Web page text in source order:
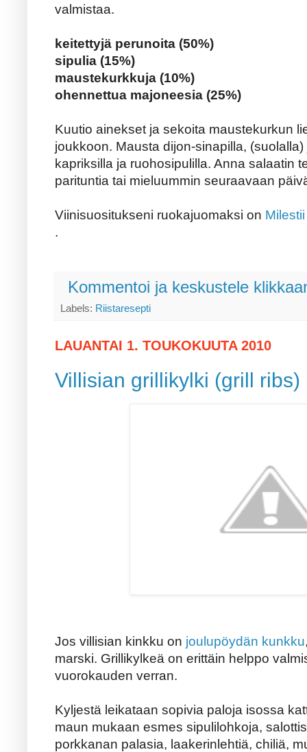
valmistaa.
keitettyjä perunoita (50%)
sipulia (15%)
maustekurkkuja (10%)
ohennettua majoneesia (25%)
Kuutio ainekset ja sekoita maustekurkun
joukkoon. Mausta dijon-sinapilla,
kapriksilla ja ruohosipulilla. Anna salaatin
parituntia tai mieluummin seuraavaan
Viinisuositukseni ruokajuomaksi on
.
Kommentoi ja keskustele
Labels: Riistaresepti
LAUANTAI 1. TOUKOKUUTA 2010
Villisian grillikylki (grill ribs)
Jos villisian kinkku on joulupöydän kunkku
marski. Grillikylkeä on erittäin helppo
vuorokauden verran.
Kyljestä leikataan sopivia paloja isossa
maun mukaan esmes sipulilohkoja,
porkkanan palasia, laakerinlehtiä, chiliä,